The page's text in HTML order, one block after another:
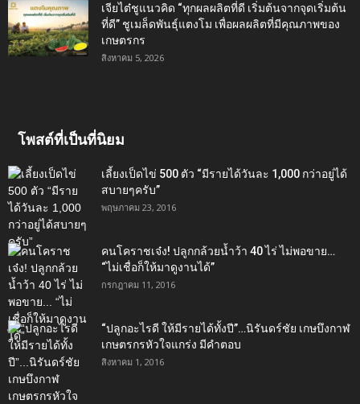
เจียไต๋ชูแนวคิด “ทุกผลผลิตที่ดี เริ่มต้นจากจุดเริ่มต้น
ที่ดี” ชูเมล็ดพันธุ์แตงโม เพื่อผลผลิตที่มีคุณภาพของ
เกษตรกร
สิงหาคม 5, 2026
โพสต์ที่เป็นที่นิยม
เลี้ยงเป็ดไข่ 500 ตัว “มีรายได้วันละ 1,000 กว่าอยู่ได้
สบายๆครับ”
พฤษภาคม 23, 2016
คนโคราชเจ๋ง! ปลูกกล้วยน้ำว้า 40 ไร่ ไม่พอขาย…
“ไม่เชื่อก็ให้มาดูงานได้”‬
กรกฎาคม 11, 2016
“ปลูกอะไรดี ให้มีรายได้ทั้งปี”…นิรันดร์ชัย เกษบึงกาฬ
เกษตรกรหัวใจแกร่ง มีคำตอบ
สิงหาคม 1, 2016